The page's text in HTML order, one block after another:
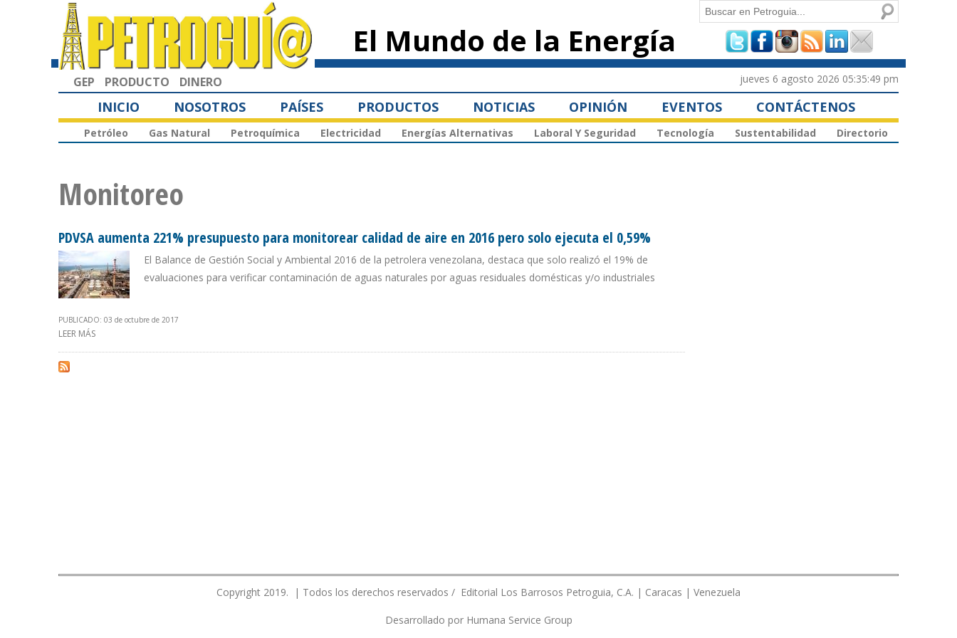
principal
El Mundo de la Energía
Formulario de
búsqueda
Buscar
GEP PRODUCTO DINERO jueves 6 agosto 2026 05:35:49 pm
INICIO NOSOTROS PAÍSES PRODUCTOS NOTICIAS OPINIÓN EVENTOS CONTÁCTENOS
Petróleo Gas Natural Petroquímica Electricidad Energías Alternativas Laboral Y Seguridad Tecnología Sustentabilidad Directorio
Monitoreo
PDVSA aumenta 221% presupuesto para monitorear calidad de aire en 2016 pero solo ejecuta el 0,59%
El Balance de Gestión Social y Ambiental 2016 de la petrolera venezolana, destaca que solo realizó el 19% de
evaluaciones para verificar contaminación de aguas naturales por aguas residuales domésticas y/o industriales
PUBLICADO: 03 de octubre de 2017
LEER MÁS
Copyright 2019. | Todos los derechos reservados / Editorial Los Barrosos Petroguia, C.A. | Caracas | Venezuela
Desarrollado por Humana Service Group